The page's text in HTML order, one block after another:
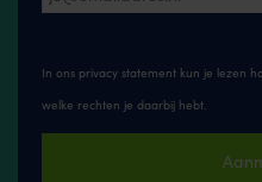
In ons privacy statement kun je lezen
welke rechten je daarbij hebt.